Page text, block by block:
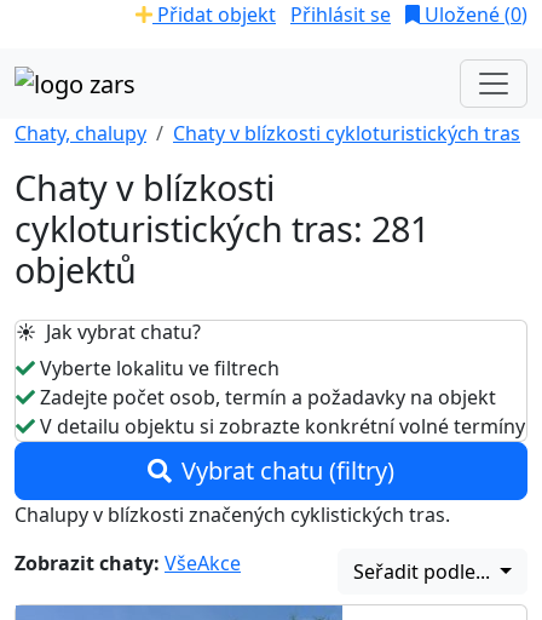
Přidat objekt Přihlásit se Uložené (0)
Chaty, chalupy Chaty v blízkosti cykloturistických tras
Chaty v blízkosti
cykloturistických tras: 281
objektů
☀️ Jak vybrat chatu?
Vyberte lokalitu ve filtrech
Zadejte počet osob, termín a požadavky na objekt
V detailu objektu si zobrazte konkrétní volné termíny
Vybrat chatu (filtry)
Chalupy v blízkosti značených cyklistických tras.
Zobrazit chaty: VšeAkce Seřadit podle...